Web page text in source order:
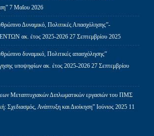
7 Μαΐου 2026
Δυναμικό, Πολιτικές Απασχόλησης”-
ακ. έτος 2025-2026 27 Σεπτεμβρίου 2025
δυναμικό, Πολιτικές απασχόλησης”
υποψηφίων ακ. έτος 2025-2026 27 Σεπτεμβρίου
Μεταπτυχιακών Διπλωματικών εργασιών του ΠΜΣ
Σχεδιασμός, Ανάπτυξη και Διοίκηση” Ιούνιος 2025 11